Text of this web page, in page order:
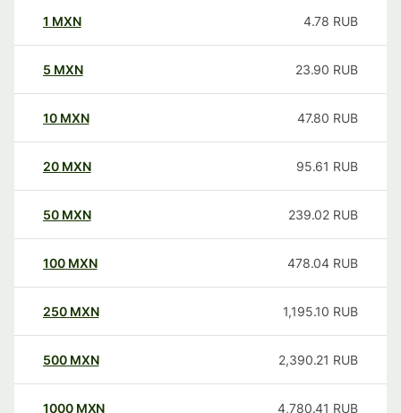
1 MXN 4.78 RUB
5 MXN 23.90 RUB
10 MXN 47.80 RUB
20 MXN 95.61 RUB
50 MXN 239.02 RUB
100 MXN 478.04 RUB
250 MXN 1,195.10 RUB
500 MXN 2,390.21 RUB
1000 MXN 4,780.41 RUB